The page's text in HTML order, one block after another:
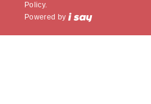
Policy.
Powered by